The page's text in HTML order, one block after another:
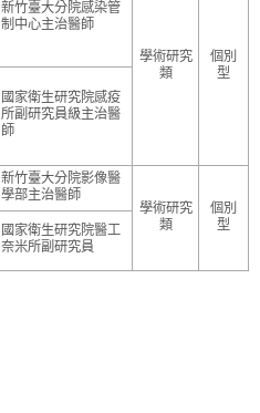
新竹臺大分院感染管
制中心主治醫師
學術研究
類
個別
型
國家衛生研究院感疫
所副研究員級主治醫
師
新竹臺大分院影像醫
學部主治醫師
學術研究
類
個別
型
國家衛生研究院醫工
奈米所副研究員